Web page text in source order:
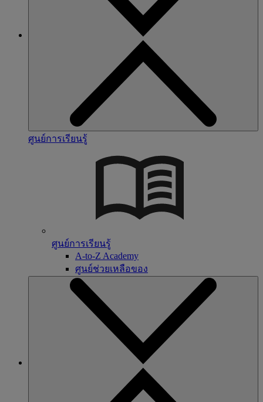
ศูนย์การเรียนรู้
ศูนย์การเรียนรู้
A-to-Z Academy
ศูนย์ช่วยเหลือของ